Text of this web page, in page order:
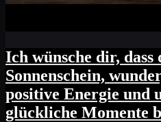
Ich wünsche dir,
Sonnenschein,
positive Energie und
glückliche Momente